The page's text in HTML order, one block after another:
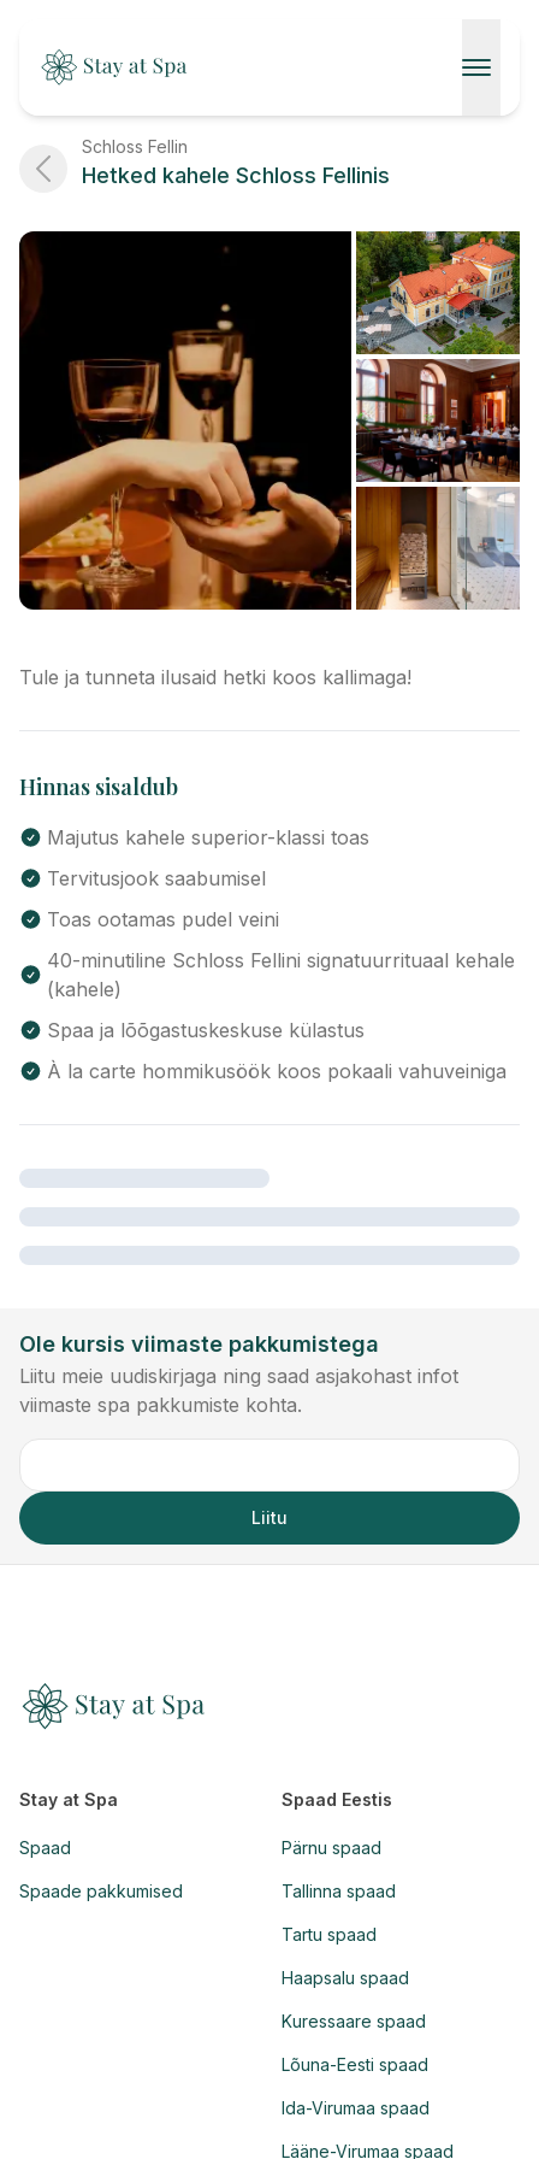
AVALEHT
Schloss Fellin
Hetked kahele Schloss Fellinis
Tule ja tunneta ilusaid hetki koos kallimaga!
Hinnas sisaldub
Majutus kahele superior-klassi toas
Tervitusjook saabumisel
Toas ootamas pudel veini
40-minutiline Schloss Fellini signatuurrituaal kehale
(kahele)
Spaa ja lõõgastuskeskuse külastus
À la carte hommikusöök koos pokaali vahuveiniga
Ole kursis viimaste pakkumistega
Liitu meie uudiskirjaga ning saad asjakohast infot
viimaste spa pakkumiste kohta.
Liitu
Stay at Spa
Spaad
Spaade pakkumised
Spaad Eestis
Pärnu spaad
Tallinna spaad
Tartu spaad
Haapsalu spaad
Kuressaare spaad
Lõuna-Eesti spaad
Ida-Virumaa spaad
Lääne-Virumaa spaad